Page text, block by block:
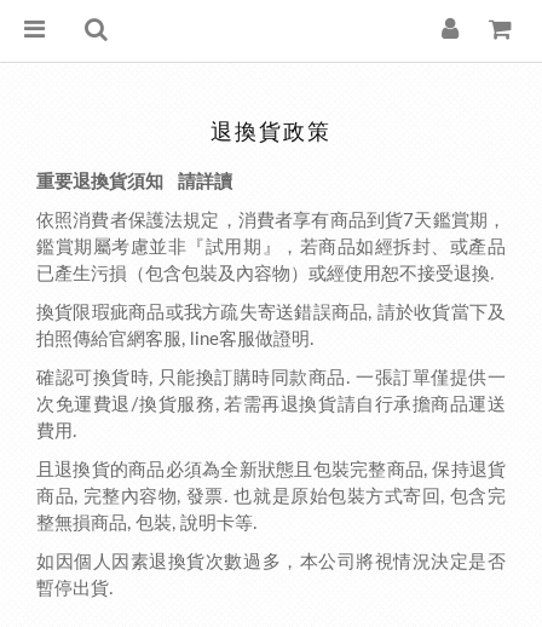
退換貨政策
重要退換貨須知 請詳讀
依照消費者保護法規定，消費者享有商品到貨7天鑑賞期，
鑑賞期屬考慮並非『試用期』，若商品如經拆封、或產品
已產生污損（包含包裝及內容物）或經使用恕不接受退換.
換貨限瑕疵商品或我方疏失寄送錯誤商品, 請於收貨當下及
拍照傳給官網客服, line客服做證明.
確認可換貨時, 只能換訂購時同款商品. 一張訂單僅提供一
次免運費退/換貨服務, 若需再退換貨請自行承擔商品運送
費用.
且退換貨的商品必須為全新狀態且包裝完整商品, 保持退貨
商品, 完整內容物, 發票. 也就是原始包裝方式寄回, 包含完
整無損商品, 包裝, 說明卡等.
如因個人因素退換貨次數過多，本公司將視情況決定是否
暫停出貨.